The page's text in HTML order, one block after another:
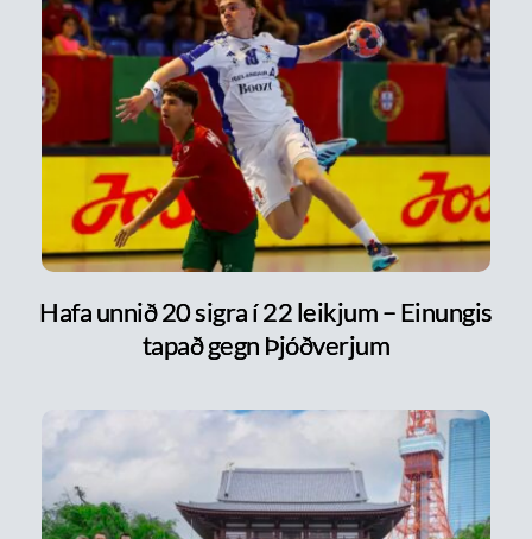
Hafa unnið 20 sigra í 22 leikjum – Einungis
tapað gegn Þjóðverjum